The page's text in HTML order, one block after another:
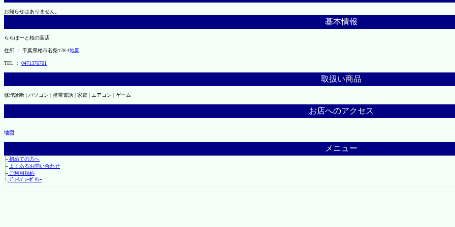
お知らせはありません。
基本情報
ららぽーと柏の葉店
住所 ： 千葉県柏市若柴178-4地図
TEL ： 0471376701
取扱い商品
修理診断 | パソコン | 携帯電話 | 家電 | エアコン | ゲーム
お店へのアクセス
地図
メニュー
├初めての方へ
├ よくあるお問い合わせ
├ご利用規約
└ﾌﾟﾗｲﾊﾞｼｰﾎﾟﾘｼｰ